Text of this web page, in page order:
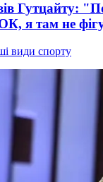
Гутцайту:
я там не
види спорту